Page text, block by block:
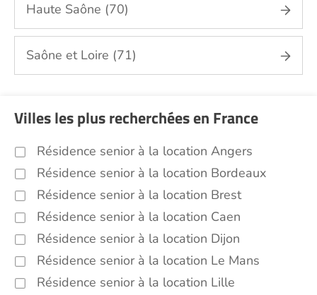
Haute Saône (70)
Saône et Loire (71)
Villes les plus recherchées en France
Résidence senior à la location Angers
Résidence senior à la location Bordeaux
Résidence senior à la location Brest
Résidence senior à la location Caen
Résidence senior à la location Dijon
Résidence senior à la location Le Mans
Résidence senior à la location Lille